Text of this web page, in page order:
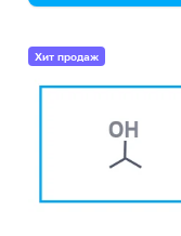
чилийская селитра,
Хит продаж